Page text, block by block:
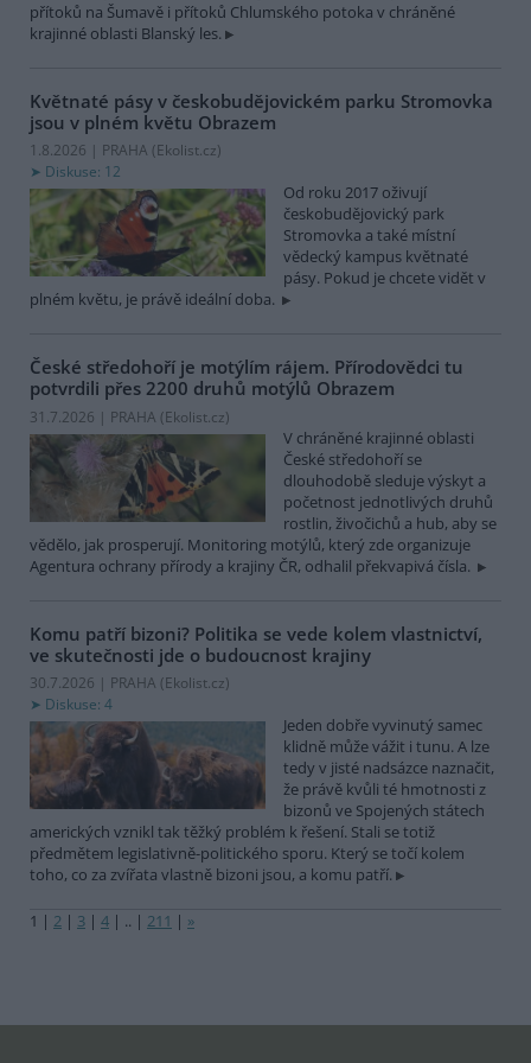
přítoků na Šumavě i přítoků Chlumského potoka v chráněné
krajinné oblasti Blanský les.
Květnaté pásy v českobudějovickém parku Stromovka
jsou v plném květu Obrazem
1.8.2026 | PRAHA (Ekolist.cz)
Diskuse: 12
Od roku 2017 oživují
českobudějovický park
Stromovka a také místní
vědecký kampus květnaté
pásy. Pokud je chcete vidět v
plném květu, je právě ideální doba.
České středohoří je motýlím rájem. Přírodovědci tu
potvrdili přes 2200 druhů motýlů Obrazem
31.7.2026 | PRAHA (Ekolist.cz)
V chráněné krajinné oblasti
České středohoří se
dlouhodobě sleduje výskyt a
početnost jednotlivých druhů
rostlin, živočichů a hub, aby se
vědělo, jak prosperují. Monitoring motýlů, který zde organizuje
Agentura ochrany přírody a krajiny ČR, odhalil překvapivá čísla.
Komu patří bizoni? Politika se vede kolem vlastnictví,
ve skutečnosti jde o budoucnost krajiny
30.7.2026 | PRAHA (Ekolist.cz)
Diskuse: 4
Jeden dobře vyvinutý samec
klidně může vážit i tunu. A lze
tedy v jisté nadsázce naznačit,
že právě kvůli té hmotnosti z
bizonů ve Spojených státech
amerických vznikl tak těžký problém k řešení. Stali se totiž
předmětem legislativně-politického sporu. Který se točí kolem
toho, co za zvířata vlastně bizoni jsou, a komu patří.
1 | 2 | 3 | 4 | .. | 211 | »